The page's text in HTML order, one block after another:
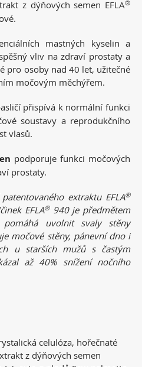
z dýňových semen EFLA®
mastných kyselin a
vliv na zdraví prostaty a
pro osoby nad 40 let, užitečné
močovým měchýřem.
přispívá k normální funkci
soustavy a reprodukčního
vlasů.
podporuje funkci močových
prostaty.
extraktu EFLA®
EFLA®940 je předmětem
uvolnit svaly stěny
močové stěny, pánevní dno i
u starších mužů s častým
až 40% snížení nočního
celulóza, hořečnaté
z dýňových semen